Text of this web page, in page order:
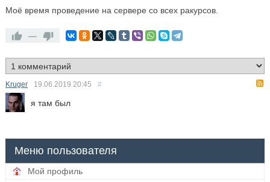
Моё время проведение на сервере со всех ракурсов.
—
Kruger 19.06.2019 20:45 #
я там был
Меню пользователя
Мой профиль